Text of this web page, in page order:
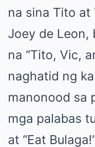
na sina Tito at
Joey de Leon,
na “Tito, Vic,
naghatid ng
manonood sa
mga palabas
at “Eat